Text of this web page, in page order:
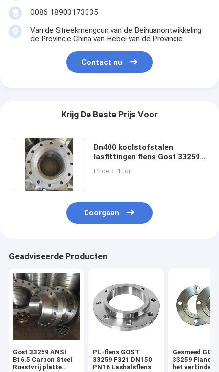
0086 18903173335
Van de Streekmengcun van de Beihuanontwikkeling
de Provincie China van Hebei van de Provincie
Contact nu
Krijg De Beste Prijs Voor
Dn400 koolstofstalen
lasfittingen flens Gost 33259
Price： 1Ton
Doorgaan
Geadviseerde Producten
Gost 33259 ANSI
B16.5 Carbon Steel
Roestvrij platte
PL-flens GOST
33259 F321 DN150
PN16 Lashalsflens
Gesmeed
33259
het verbinden